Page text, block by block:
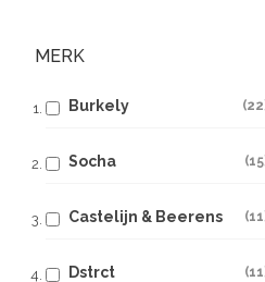
MERK
Burkely 22
Socha 15
Castelijn & Beerens 11
Dstrct 11